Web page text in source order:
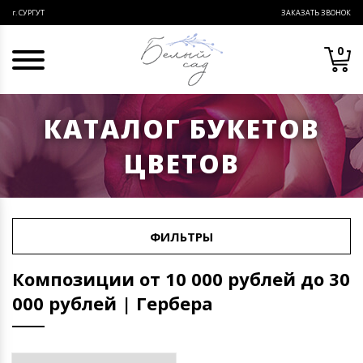
г. СУРГУТ ЗАКАЗАТЬ ЗВОНОК
0
КАТАЛОГ БУКЕТОВ
ЦВЕТОВ
ФИЛЬТРЫ
Композиции от 10 000 рублей до 30
000 рублей | Гербера